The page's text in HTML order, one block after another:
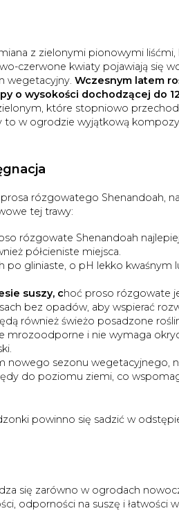
z zielonymi pionowymi liśćmi,
czerwone kwiaty pojawiają się
wegetacyjny. Wczesnym latem
o wysokości dochodzącej do
które stopniowo
to w ogrodzie wyjątkową
rózgowatego Shenandoah,
tej trawy:
rózgowate Shenandoah
półcieniste miejsca.
po gliniaste, o pH lekko kwaśnym
suszy, choć proso rózgowate
bez opadów, aby wspierać
również świeżo posadzone
mrozoodporne i nie wymaga
nowego sezonu wegetacyjnego,
do poziomu ziemi, co
powinno się sadzić w
się zarówno w ogrodach
odporności na suszę i łatwości